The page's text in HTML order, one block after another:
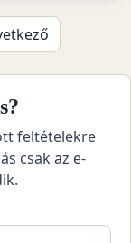
feltételekre
csak az e-